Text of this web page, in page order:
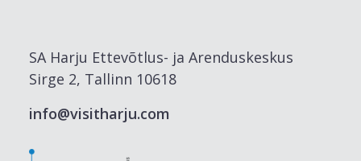
SA Harju Ettevõtlus- ja Arenduskeskus
Sirge 2, Tallinn 10618
info@visitharju.com